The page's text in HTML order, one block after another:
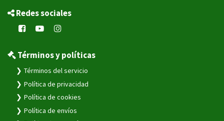
Redes sociales
Términos y políticas
Términos del servicio
Política de privacidad
Política de cookies
Política de envíos